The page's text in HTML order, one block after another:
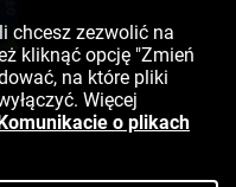
chcesz zezwolić na
kliknąć opcję "Zmień
na które pliki
Więcej
o plikach